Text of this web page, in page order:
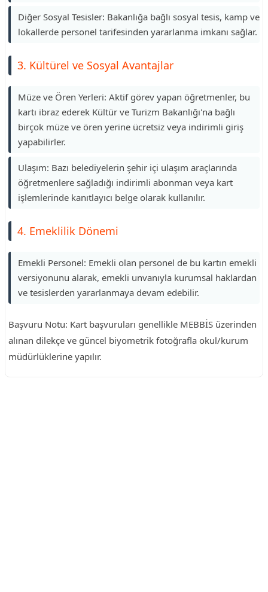
Diğer Sosyal Tesisler: Bakanlığa bağlı sosyal tesis, kamp ve
lokallerde personel tarifesinden yararlanma imkanı sağlar.
3. Kültürel ve Sosyal Avantajlar
Müze ve Ören Yerleri: Aktif görev yapan öğretmenler, bu
kartı ibraz ederek Kültür ve Turizm Bakanlığı'na bağlı
birçok müze ve ören yerine ücretsiz veya indirimli giriş
yapabilirler.
Ulaşım: Bazı belediyelerin şehir içi ulaşım araçlarında
öğretmenlere sağladığı indirimli abonman veya kart
işlemlerinde kanıtlayıcı belge olarak kullanılır.
4. Emeklilik Dönemi
Emekli Personel: Emekli olan personel de bu kartın emekli
versiyonunu alarak, emekli unvanıyla kurumsal haklardan
ve tesislerden yararlanmaya devam edebilir.
Başvuru Notu: Kart başvuruları genellikle MEBBİS üzerinden
alınan dilekçe ve güncel biyometrik fotoğrafla okul/kurum
müdürlüklerine yapılır.